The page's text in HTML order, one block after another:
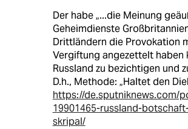
Der habe „...die Meinung
Geheimdienste
Drittländern die Provokation
Vergiftung angezettelt haben
Russland zu bezichtigen und
D.h., Methode: „Haltet den
https://de.sputniknews.com/
19901465-russland-
skripal/